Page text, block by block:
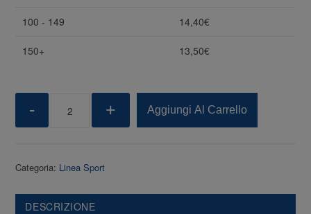
100 - 149 14,40€
150+ 13,50€
Quantity
- + Aggiungi Al Carrello
Categoria: Linea Sport
DESCRIZIONE